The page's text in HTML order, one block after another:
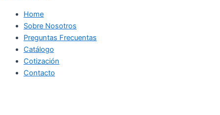
Home
Sobre Nosotros
Preguntas Frecuentas
Catálogo
Cotización
Contacto